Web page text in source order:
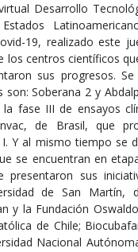
Desarrollo
19, realizado este
los centros científicos
sus progresos.
son: Soberana 2 y
fase III de ensayos
de Brasil, que
Y al mismo tiempo se
se encuentran en
presentaron sus
de San Martín,
y la Fundación
de Chile;
Nacional